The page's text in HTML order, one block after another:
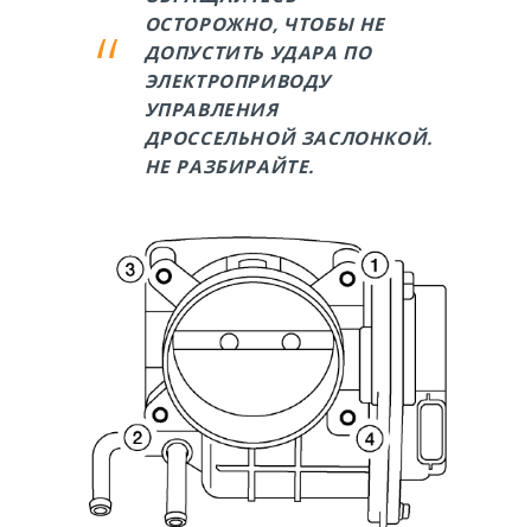
ОСТОРОЖНО, ЧТОБЫ НЕ
ДОПУСТИТЬ УДАРА ПО
ЭЛЕКТРОПРИВОДУ
УПРАВЛЕНИЯ
ДРОССЕЛЬНОЙ ЗАСЛОНКОЙ.
НЕ РАЗБИРАЙТЕ.